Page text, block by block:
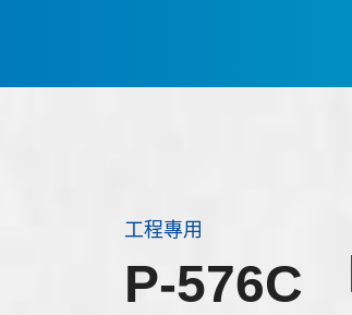
工程專用
P-576C